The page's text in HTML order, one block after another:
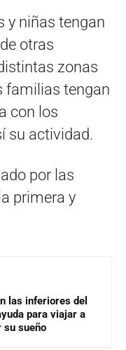
y niñas tengan
otras
zonas
familias tengan
con los
su actividad.
por las
primera y
las inferiores del
para viajar a
su sueño